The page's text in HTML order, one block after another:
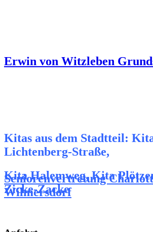
Erwin von Witzleben
Kitas aus dem Stadtteil:
Lichtenberg-Straße,
Kita Halemweg, Kita
Zicke-Zacke
Seniorenvertretung
Wilmersdorf